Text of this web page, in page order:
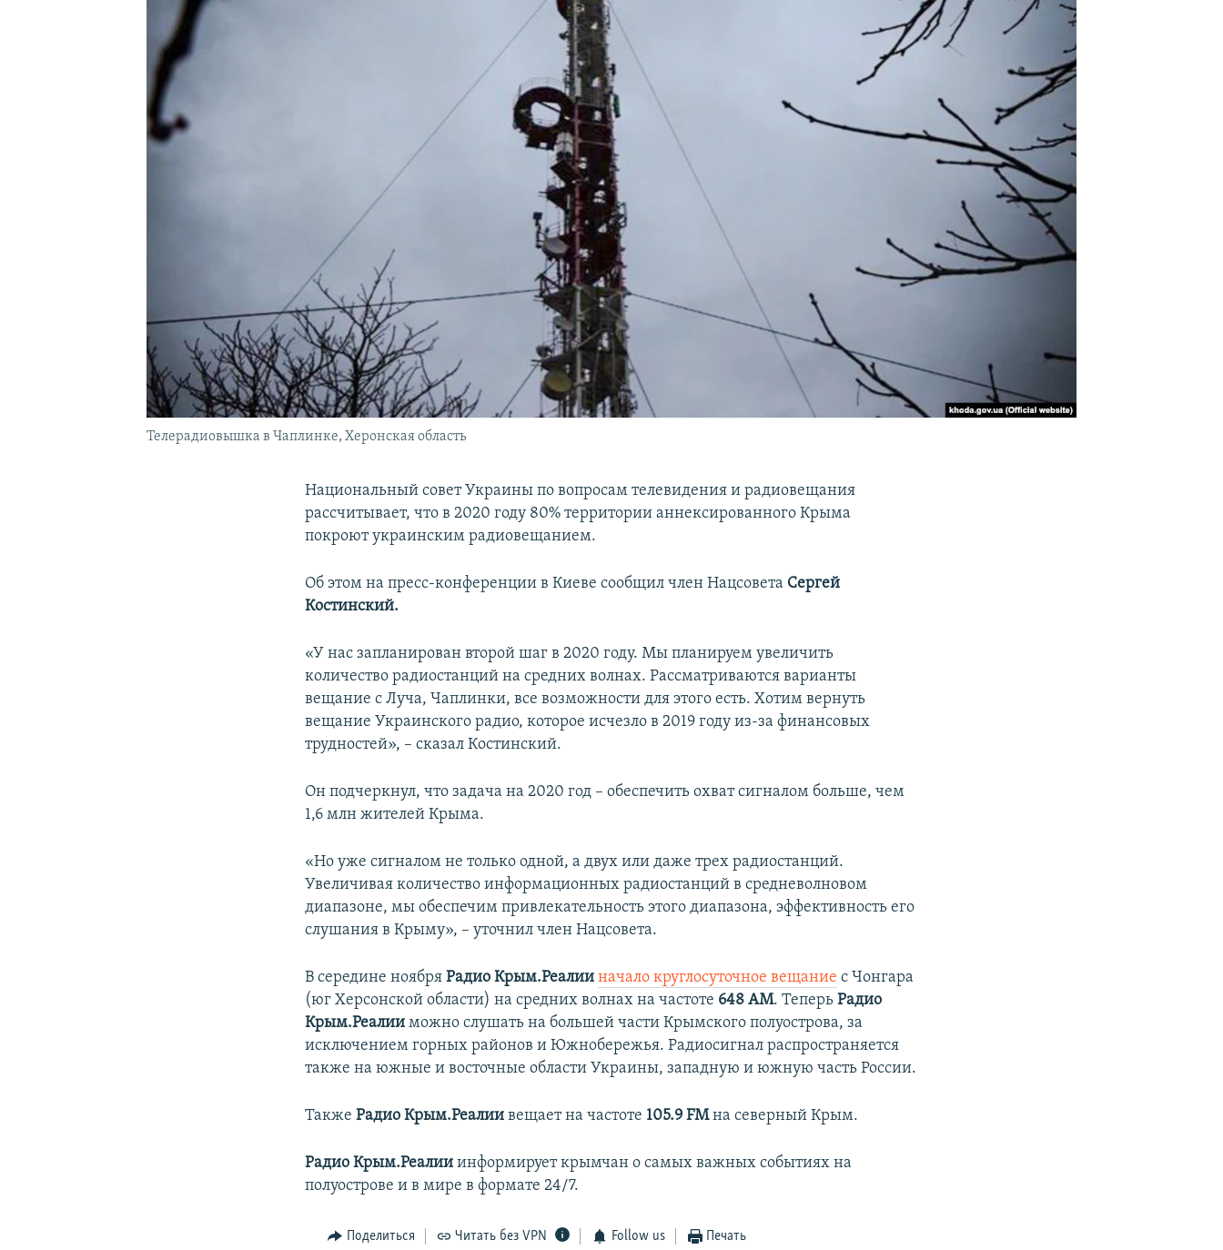
УКРАИНСКАЯ ПРОБЛЕМА КРЫМА
Телерадиовышка в Чаплинке, Херонская область
Национальный совет Украины по вопросам телевидения и радиовещания
рассчитывает, что в 2020 году 80% территории аннексированного Крыма
покроют украинским радиовещанием.
Об этом на пресс-конференции в Киеве сообщил член Нацсовета Сергей
Костинский.
«У нас запланирован второй шаг в 2020 году. Мы планируем увеличить
количество радиостанций на средних волнах. Рассматриваются варианты
вещание с Луча, Чаплинки, все возможности для этого есть. Хотим вернуть
вещание Украинского радио, которое исчезло в 2019 году из-за финансовых
трудностей», – сказал Костинский.
Он подчеркнул, что задача на 2020 год – обеспечить охват сигналом больше, чем
1,6 млн жителей Крыма.
«Но уже сигналом не только одной, а двух или даже трех радиостанций.
Увеличивая количество информационных радиостанций в средневолновом
диапазоне, мы обеспечим привлекательность этого диапазона, эффективность его
слушания в Крыму», – уточнил член Нацсовета.
В середине ноября Радио Крым.Реалии начало круглосуточное вещание с Чонгара
(юг Херсонской области) на средних волнах на частоте 648 АМ. ТеперьРадио
Крым.Реалииможно слушать на большей части Крымского полуострова, за
исключением горных районов и Южнобережья. Радиосигнал распространяется
также на южные и восточные области Украины, западную и южную часть России.​
ТакжеРадио Крым.Реалии вещает на частоте 105.9 FMна северный Крым.
Радио Крым.Реалии информирует крымчан о самых важных событиях на
полуострове и в мире в формате 24/7.
Поделиться Читать без VPN Follow us Печать